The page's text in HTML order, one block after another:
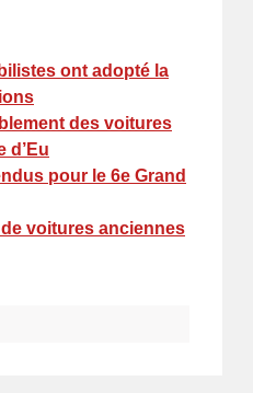
ont adopté la
des voitures
d’Eu
pour le 6e Grand
voitures anciennes